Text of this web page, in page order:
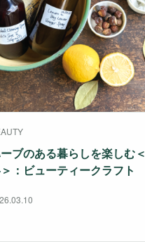
ブのある暮らしを楽しむ＜
：ビューティークラフト